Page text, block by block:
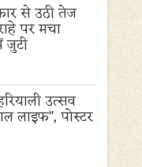
से उठी तेज
पर मचा
उत्सव
लाइफ", पोस्टर